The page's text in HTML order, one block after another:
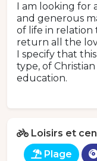
I am looking for
and generous
of life in relation
return all the
I specify that
type, of
education.
Loisirs et
Plage